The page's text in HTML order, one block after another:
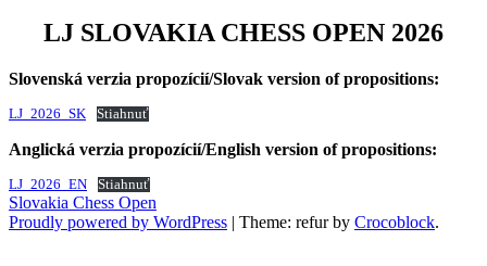
LJ SLOVAKIA CHESS OPEN 2026
Slovenská verzia propozícií/Slovak version of propositions:
LJ_2026_SK Stiahnuť
Anglická verzia propozícií/English version of propositions:
LJ_2026_EN Stiahnuť
Slovakia Chess Open
Proudly powered by WordPress | Theme: refur by Crocoblock.